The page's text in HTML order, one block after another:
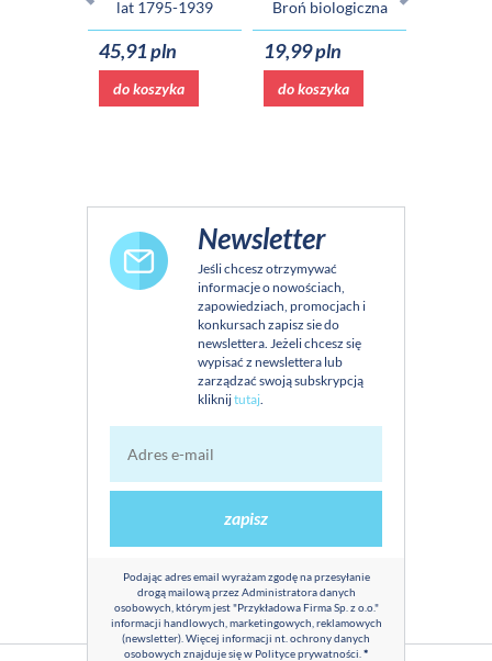
Broń biologiczna
19,99 pln
do koszyka
szczęścia w życiu
37,00 pln
do koszyka
dziadka
Newsletter
Jeśli chcesz otrzymywać
informacje o nowościach,
zapowiedziach, promocjach i
konkursach zapisz sie do
newslettera. Jeżeli chcesz się
wypisać z newslettera lub
zarządzać swoją subskrypcją
kliknijtutaj
zapisz
Podając adres email wyrażam zgodę na przesyłanie
drogą mailową przez Administratora danych
osobowych, którym jest "Przykładowa Firma Sp. z o.o."
informacji handlowych, marketingowych, reklamowych
(newsletter). Więcej informacji nt. ochrony danych
osobowych znajduje się w Polityce prywatności *